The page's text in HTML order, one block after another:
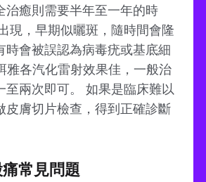
治癒則需要半年至一年的時
現，早期似曬斑，隨時間會隆
時會被誤認為病毒疣或基底細
雅各汽化雷射效果佳，一般治
至兩次即可。 如果是臨床難以
皮膚切片檢查，得到正確診斷
常見問題